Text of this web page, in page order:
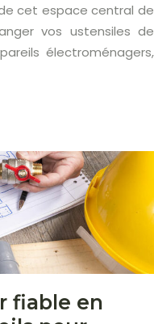
cet espace central de
vos ustensiles de
électroménagers,
fiable en